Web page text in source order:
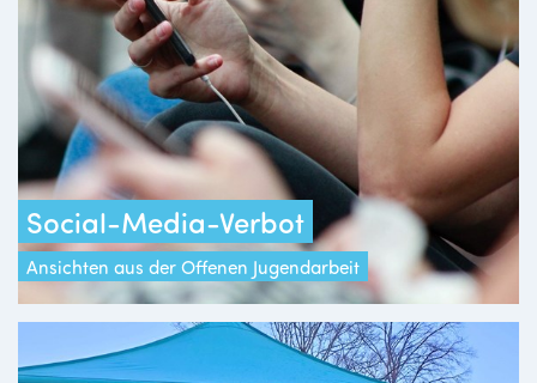
Social-Media-Verbot
Ansichten aus der Offenen Jugendarbeit